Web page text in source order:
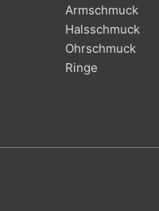
Armschmuck
Halsschmuck
Ohrschmuck
Ringe